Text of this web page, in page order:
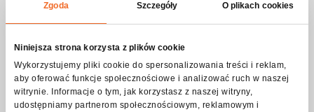
Zgoda Szczegóły O plikach cookies
Niniejsza strona korzysta z plików cookie
Wykorzystujemy pliki cookie do spersonalizowania treści i reklam,
aby oferować funkcje społecznościowe i analizować ruch w naszej
witrynie. Informacje o tym, jak korzystasz z naszej witryny,
udostępniamy partnerom społecznościowym, reklamowym i
Mehr lesen